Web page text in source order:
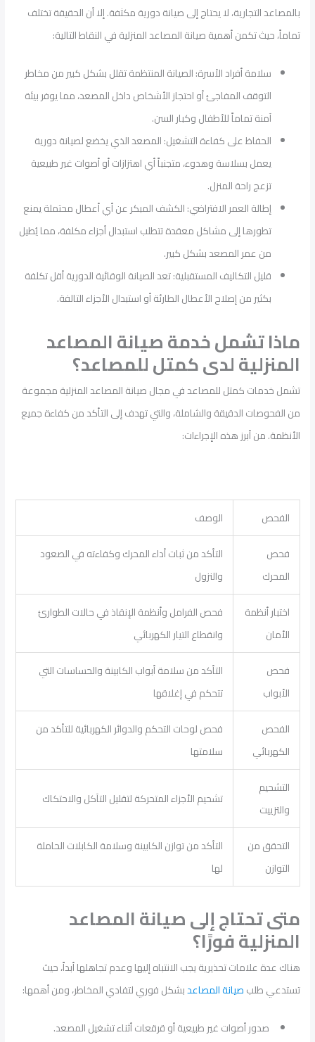
بالمصاعد التجارية، لا يحتاج إلى صيانة دورية مكثفة. إلا أن الحقيقة تختلف
تماماً، حيث تكمن أهمية صيانة المصاعد المنزلية في النقاط التالية:
سلامة أفراد الأسرة: الصيانة المنتظمة تقلل بشكل كبير من مخاطر
التوقف المفاجئ أو احتجاز الأشخاص داخل المصعد، مما يوفر بيئة
آمنة تماماً للأطفال وكبار السن.
الحفاظ على كفاءة التشغيل: المصعد الذي يخضع لصيانة دورية
يعمل بسلاسة وهدوء، متجنباً أي اهتزازات أو أصوات غير طبيعية
تزعج راحة المنزل.
إطالة العمر الافتراضي: الكشف المبكر عن أي أعطال محتملة يمنع
تطورها إلى مشاكل معقدة تتطلب استبدال أجزاء مكلفة، مما يُطيل
من عمر المصعد بشكل كبير.
قليل التكاليف المستقبلية: تعد الصيانة الوقائية الدورية أقل تكلفة
بكثير من إصلاح الأعطال الطارئة أو استبدال الأجزاء التالفة.
ماذا تشمل خدمة صيانة المصاعد
المنزلية لدى كمتل للمصاعد؟
تشمل خدمات كمتل للمصاعد في مجال صيانة المصاعد المنزلية مجموعة
من الفحوصات الدقيقة والشاملة، والتي تهدف إلى التأكد من كفاءة جميع
الأنظمة. من أبرز هذه الإجراءات:
الفحص
الوصف
فحص
المحرك
التأكد من ثبات أداء المحرك وكفاءته في الصعود
والنزول
اختبار أنظمة
الأمان
فحص الفرامل وأنظمة الإنقاذ في حالات الطوارئ
وانقطاع التيار الكهربائي
فحص
الأبواب
التأكد من سلامة أبواب الكابينة والحساسات التي
تتحكم في إغلاقها
الفحص
الكهربائي
فحص لوحات التحكم والدوائر الكهربائية للتأكد من
سلامتها
التشحيم
والتزييت
تشحيم الأجزاء المتحركة لتقليل التآكل والاحتكاك
التحقق من
التوازن
التأكد من توازن الكابينة وسلامة الكابلات الحاملة
لها
متى تحتاج إلى صيانة المصاعد
المنزلية فورًا؟
هناك عدة علامات تحذيرية يجب الانتباه إليها وعدم تجاهلها أبداً، حيث
تستدعي طلبصيانة المصاعدبشكل فوري لتفادي المخاطر، ومن أهمها:
صدور أصوات غير طبيعية أو قرقعات أثناء تشغيل المصعد.